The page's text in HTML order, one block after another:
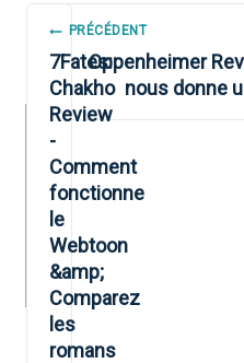
NAVIGATION
DE
L’ARTICLE
PRÉCÉDENT
7Fates:
Chakho
Review
-
Comment
fonctionne
le
Webtoon
&amp;
Comparez
les
romans
Oppenheimer
nous donne